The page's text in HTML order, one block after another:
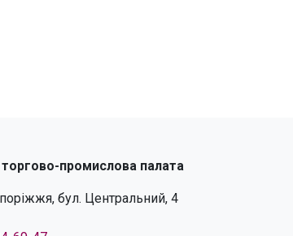
торгово-промислова палата
бул. Центральний, 4